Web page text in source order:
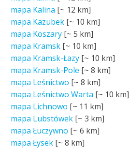
mapa Kalina [~ 12 km]
mapa Kazubek [~ 10 km]
mapa Koszary [~5 km]
mapa Kramsk [~ 10 km]
mapa Kramsk-Łazy [~ 10 km]
mapa Kramsk-Pole [~8 km]
mapa Leśnictwo [~8 km]
mapa Leśnictwo Warta [~ 10 km]
mapa Lichnowo [~ 11 km]
mapa Lubstówek [~3 km]
mapa Łuczywno [~6 km]
mapa Łysek [~8 km]